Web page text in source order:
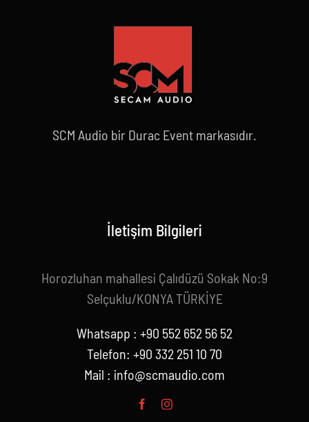
SCM Audio bir Durac Event markasıdır.
İletişim Bilgileri
Horozluhan mahallesi Çalıdüzü Sokak No:9
Selçuklu/KONYA TÜRKİYE
Whatsapp : +90 552 652 56 52
Telefon: +90 332 251 10 70
Mail : info@scmaudio.com